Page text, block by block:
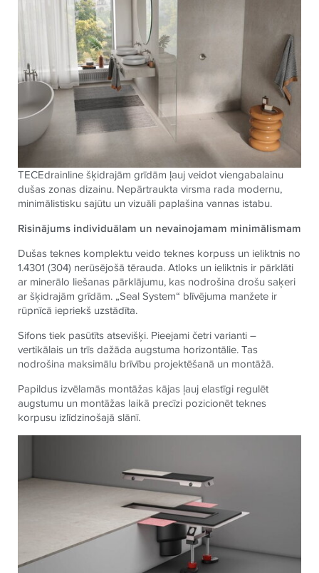
TECEdrainline šķidrajām grīdām ļauj veidot viengabalainu
dušas zonas dizainu. Nepārtraukta virsma rada modernu,
minimālistisku sajūtu un vizuāli paplašina vannas istabu.
Risinājums individuālam un nevainojamam minimālismam
Dušas teknes komplektu veido teknes korpuss un ieliktnis no
1.4301 (304) nerūsējošā tērauda. Atloks un ieliktnis ir pārklāti
ar minerālo liešanas pārklājumu, kas nodrošina drošu saķeri
ar šķidrajām grīdām. „Seal System“ blīvējuma manžete ir
rūpnīcā iepriekš uzstādīta.
Sifons tiek pasūtīts atsevišķi. Pieejami četri varianti –
vertikālais un trīs dažāda augstuma horizontālie. Tas
nodrošina maksimālu brīvību projektēšanā un montāžā.
Papildus izvēlamās montāžas kājas ļauj elastīgi regulēt
augstumu un montāžas laikā precīzi pozicionēt teknes
korpusu izlīdzinošajā slānī.